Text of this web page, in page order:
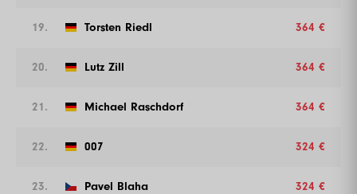
19. Torsten Riedl 364 €
20. Lutz Zill 364 €
21. Michael Raschdorf 364 €
22. 007 324 €
23. Pavel Blaha 324 €